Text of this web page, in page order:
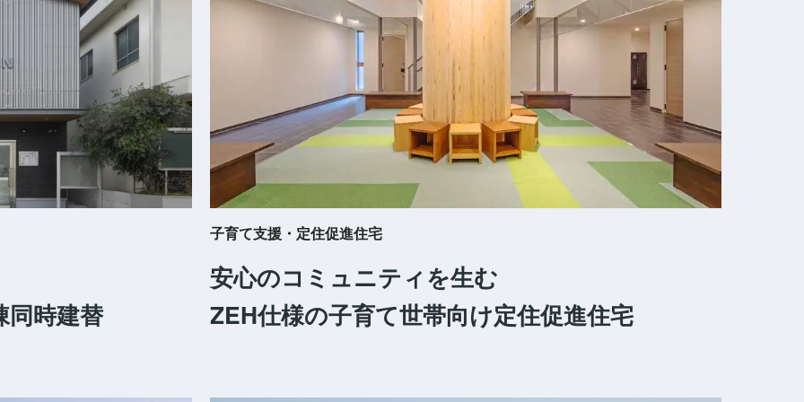
同時建替
子育て支援・定住促進住宅
安心のコミュニティを生む
ZEH仕様の子育て世帯向け定住促進住宅